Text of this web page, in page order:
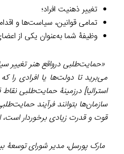
تغییر ذهنیت افراد؛
تمامی قوانین، سیاست‌ها و
وظیفۀ شما به‌عنوان یکی از
«حمایت‌طلبی درواقع هنر
می‌برید تا دولت‌ها یا افرادی
استرالیا] درزمینۀ حمایت‌طلبی
سازمان‌ها بتوانند فرآیند
قوت و قدرت زیادی برخوردار است،
مارک پورسل، مدیر شورای توسعۀ